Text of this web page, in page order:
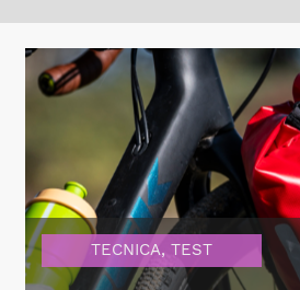
TECNICA, TEST